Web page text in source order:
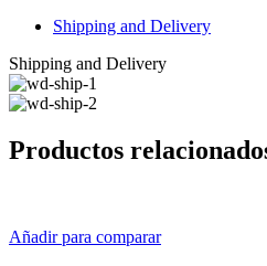
Shipping and Delivery
Shipping and Delivery
Productos
Añadir para comparar